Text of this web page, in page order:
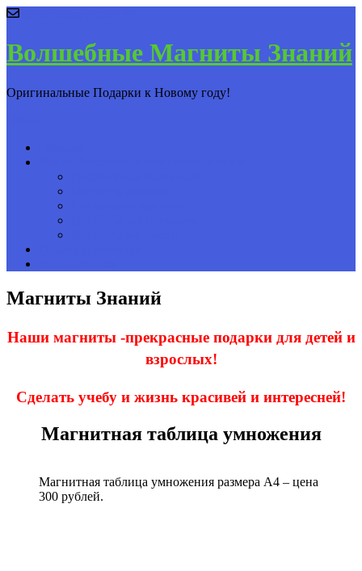
Волшебные Магниты Знаний
Оригинальные Подарки к Новому году!
Магниты Знаний
Наши магниты -прекрасные подарки для детей и
взрослых!
Сделать учебу и жизнь красивей и интересней!
Магнитная таблица умножения
Магнитная таблица умножения размера А4 – цена
300 рублей.